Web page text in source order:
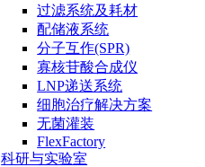
过滤系统及耗材
配储液系统
分子互作(SPR)
寡核苷酸合成仪
LNP递送系统
细胞治疗解决方案
无菌灌装
FlexFactory
科研与实验室